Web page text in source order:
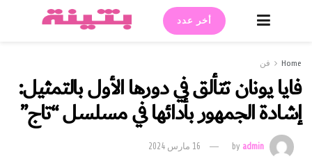
أخر عدد
Home فن
فايا يونان تتألق في دورها الأول بالتمثيل:
إشادة الجمهور بأدائها في مسلسل “تاج”
byadmin 16 مارس 2024